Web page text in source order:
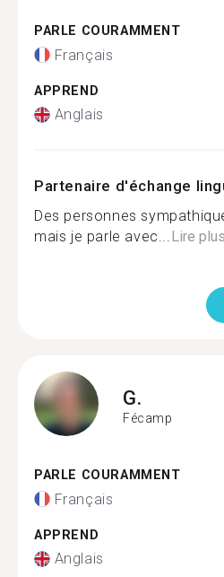
PARLE COURAMMENT
Français
APPREND
Anglais
Partenaire d'échange
Des personnes
mais je parle avec...Lire plus
G.
Fécamp
PARLE COURAMMENT
Français
APPREND
Anglais